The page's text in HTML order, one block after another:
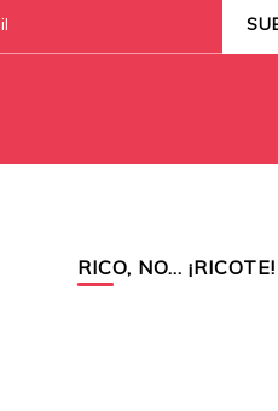
RICO, NO… ¡RICOTE!